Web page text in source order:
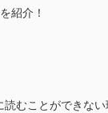
紹介！
むことができない